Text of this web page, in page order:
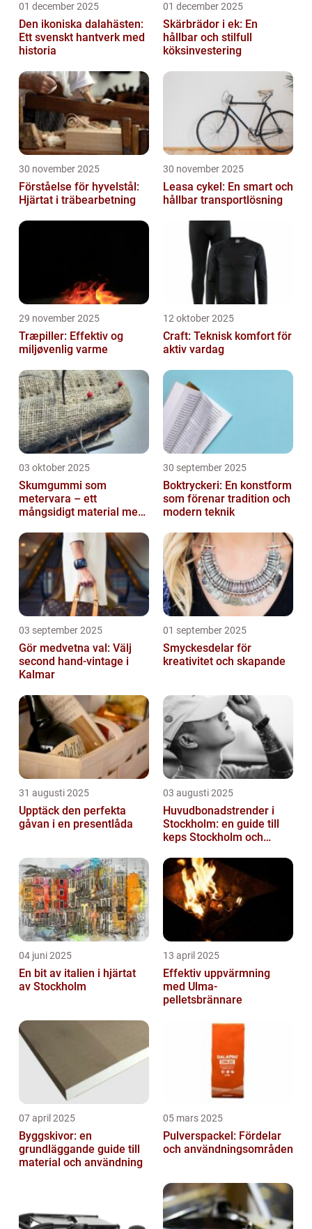
01 december 2025
Den ikoniska dalahästen:
Ett svenskt hantverk med
historia
01 december 2025
Skärbrädor i ek: En
hållbar och stilfull
köksinvestering
30 november 2025
Förståelse för hyvelstål:
Hjärtat i träbearbetning
30 november 2025
Leasa cykel: En smart och
hållbar transportlösning
29 november 2025
Træpiller: Effektiv og
miljøvenlig varme
12 oktober 2025
Craft: Teknisk komfort för
aktiv vardag
03 oktober 2025
Skumgummi som
metervara – ett
mångsidigt material med
användningsområden
30 september 2025
Boktryckeri: En konstform
som förenar tradition och
modern teknik
03 september 2025
Gör medvetna val: Välj
second hand-vintage i
Kalmar
01 september 2025
Smyckesdelar för
kreativitet och skapande
31 augusti 2025
Upptäck den perfekta
gåvan i en presentlåda
03 augusti 2025
Huvudbonadstrender i
Stockholm: en guide till
keps Stockholm och
04 juni 2025
En bit av italien i hjärtat
av Stockholm
13 april 2025
Effektiv uppvärmning
med Ulma-
pelletsbrännare
07 april 2025
Byggskivor: en
grundläggande guide till
material och användning
05 mars 2025
Pulverspackel: Fördelar
och användningsområden